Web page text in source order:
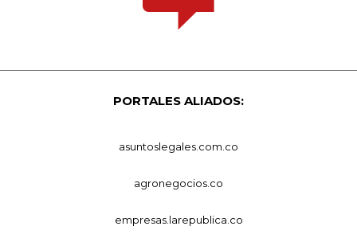
PORTALES ALIADOS:
asuntoslegales.com.co
agronegocios.co
empresas.larepublica.co